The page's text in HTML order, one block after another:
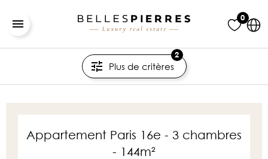
0
Plus de critères
2
Appartement Paris 16e - 3 chambres
- 144m²